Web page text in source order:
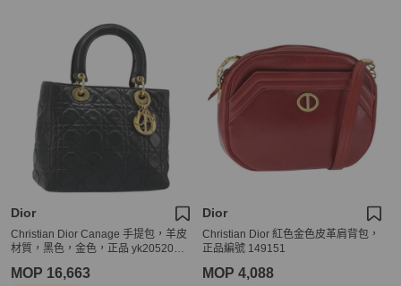
Dior
Christian Dior Canage 手提包，羊皮
材質，黑色，金色，正品 yk20520SA
MOP 16,663
Dior
Christian Dior 紅色金色皮革肩背包，
正品編號 149151
MOP 4,088